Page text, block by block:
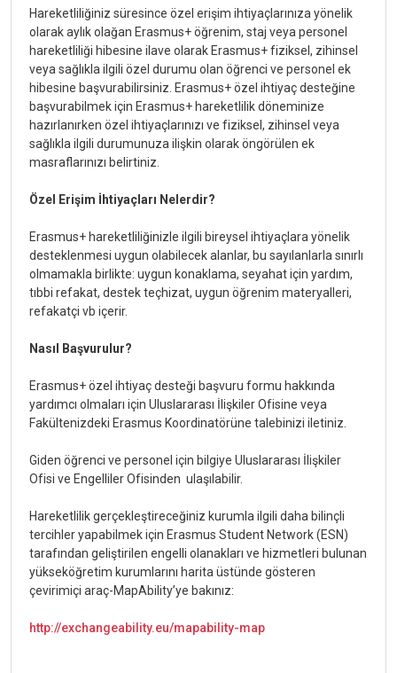
Hareketliliğiniz süresince özel erişim ihtiyaçlarınıza yönelik
olarak aylık olağan Erasmus+ öğrenim, staj veya personel
hareketliliği hibesine ilave olarak Erasmus+ fiziksel, zihinsel
veya sağlıkla ilgili özel durumu olan öğrenci ve personel ek
hibesine başvurabilirsiniz. Erasmus+ özel ihtiyaç desteğine
başvurabilmek için Erasmus+ hareketlilik döneminize
hazırlanırken özel ihtiyaçlarınızı ve fiziksel, zihinsel veya
sağlıkla ilgili durumunuza ilişkin olarak öngörülen ek
masraflarınızı belirtiniz.
Özel Erişim İhtiyaçları Nelerdir?
Erasmus+ hareketliliğinizle ilgili bireysel ihtiyaçlara yönelik
desteklenmesi uygun olabilecek alanlar, bu sayılanlarla sınırlı
olmamakla birlikte: uygun konaklama, seyahat için yardım,
tıbbi refakat, destek teçhizat, uygun öğrenim materyalleri,
refakatçi vb içerir.
Nasıl Başvurulur?
Erasmus+ özel ihtiyaç desteği başvuru formu hakkında
yardımcı olmaları için Uluslararası İlişkiler Ofisine veya
Fakültenizdeki Erasmus Koordinatörüne talebinizi iletiniz.
Giden öğrenci ve personel için bilgiye Uluslararası İlişkiler
Ofisi ve Engelliler Ofisinden ulaşılabilir.
Hareketlilik gerçekleştireceğiniz kurumla ilgili daha bilinçli
tercihler yapabilmek için Erasmus Student Network (ESN)
tarafından geliştirilen engelli olanakları ve hizmetleri bulunan
yükseköğretim kurumlarını harita üstünde gösteren
çevirimiçi araç-MapAbility’ye bakınız:
http://exchangeability.eu/mapability-map